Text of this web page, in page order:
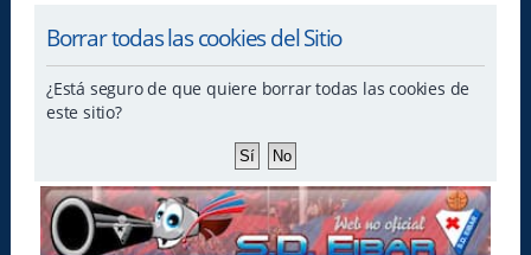
Borrar todas las cookies del Sitio
¿Está seguro de que quiere borrar todas las cookies de
este sitio?